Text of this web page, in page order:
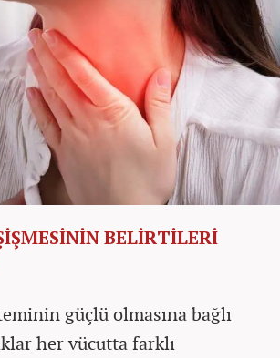
BELİRTİLERİ
güçlü olmasına bağlı
her vücutta farklı